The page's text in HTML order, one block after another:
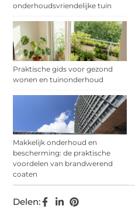
onderhoudsvriendelijke tuin
Praktische gids voor gezond
wonen en tuinonderhoud
Makkelijk onderhoud en
bescherming: de praktische
voordelen van brandwerend
coaten
Delen: